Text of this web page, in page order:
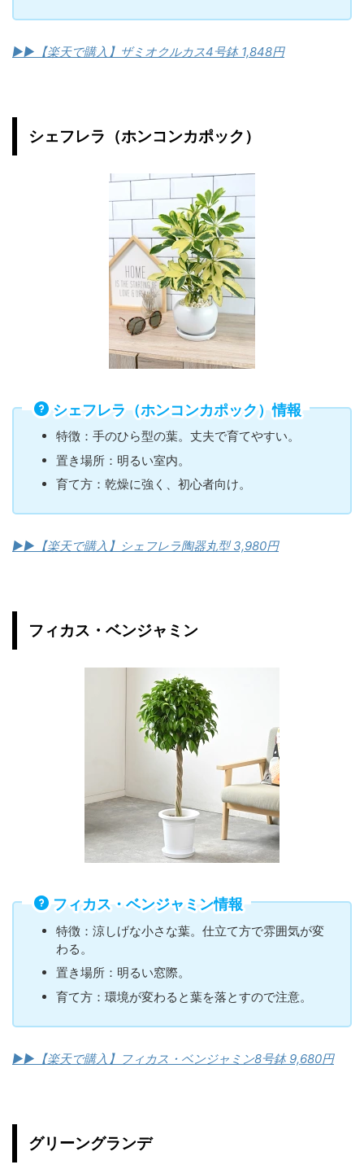
▶︎▶︎【楽天で購入】ザミオクルカス4号鉢 1,848円
シェフレラ（ホンコンカポック）
シェフレラ（ホンコンカポック）情報
特徴：手のひら型の葉。丈夫で育てやすい。
置き場所：明るい室内。
育て方：乾燥に強く、初心者向け。
▶︎▶︎【楽天で購入】シェフレラ陶器丸型 3,980円
フィカス・ベンジャミン
フィカス・ベンジャミン情報
特徴：涼しげな小さな葉。仕立て方で雰囲気が変
わる。
置き場所：明るい窓際。
育て方：環境が変わると葉を落とすので注意。
▶︎▶︎【楽天で購入】フィカス・ベンジャミン8号鉢 9,680円
グリーングランデ